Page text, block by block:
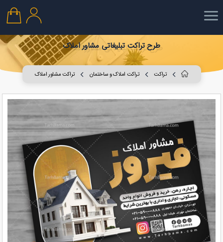
طرح تراکت تبلیغاتی مشاور املاک
تراکت تراکت املاک و ساختمان تراکت مشاور املاک